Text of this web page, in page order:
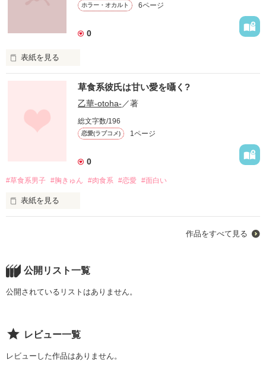
ホラー・オカルト 6ページ
0
表紙を見る
皆が寝静まったであろう深夜２時
闇夜の静寂を切り裂くように携帯が鳴り響いた
件名:羽田咲高校３年１組の皆様へ
あなた方は校内鬼ごっこのプレイ者として選ばれました
ルールは簡単。鬼から逃げ切ることです。
不正を行った者にも罰が与えられます。
その間、他グループはモニタリングが可能です。
残念ながらGAMEOVERとなります。
それでは、楽しく校内鬼ごっこをプレイしてください
草食系彼氏は甘い愛を囁く?
乙華-otoha- ／著
総文字数/196
恋愛(ラブコメ) 1ページ
0
#草食系男子 #胸きゅん #肉食系 #恋愛 #面白い
表紙を見る
いわゆる《草食系男子》な幼馴染
その言葉をきっかけに
作品をすべて見る
公開リスト一覧
公開されているリストはありません。
レビュー一覧
レビューした作品はありません。